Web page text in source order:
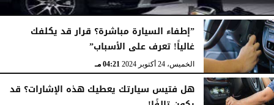
الإثنين، 16 ديسمبر 2024 04:53 مـ
”إطفاء السيارة مباشرة؟ قرار قد يكلفك
غالياً! تعرف على الأسباب”
الخميس، 24 أكتوبر 2024 04:21 مـ
هل فتيس سيارتك يعطيك هذه الإشارات؟ قد